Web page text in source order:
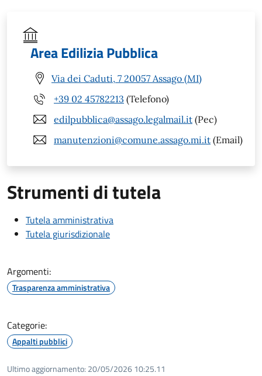
Area Edilizia Pubblica
Via dei Caduti, 7 20057 Assago (MI)
+39 02 45782213 (Telefono)
edilpubblica@assago.legalmail.it (Pec)
manutenzioni@comune.assago.mi.it (Email)
Strumenti di tutela
Tutela amministrativa
Tutela giurisdizionale
Argomenti:
Trasparenza amministrativa
Categorie:
Appalti pubblici
Ultimo aggiornamento: 20/05/2026 10:25.11